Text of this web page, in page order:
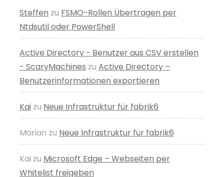
Steffen zu FSMO-Rollen Übertragen per
Ntdsutil oder PowerShell
Active Directory - Benutzer aus CSV erstellen
- ScaryMachines zu Active Directory –
Benutzerinformationen exportieren
Kai zu Neue Infrastruktur für fabrik6
Marian zu Neue Infrastruktur für fabrik6
Kai zu Microsoft Edge – Webseiten per
Whitelist freigeben